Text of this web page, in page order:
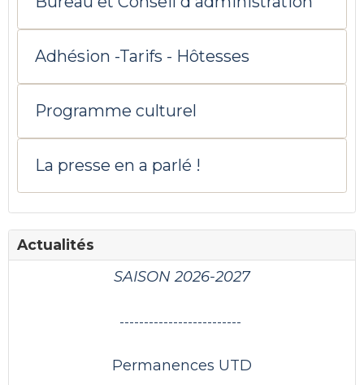
Adhésion -Tarifs - Hôtesses
Programme culturel
La presse en a parlé !
Actualités
SAISON 2026-2027
-------------------------
Permanences UTD